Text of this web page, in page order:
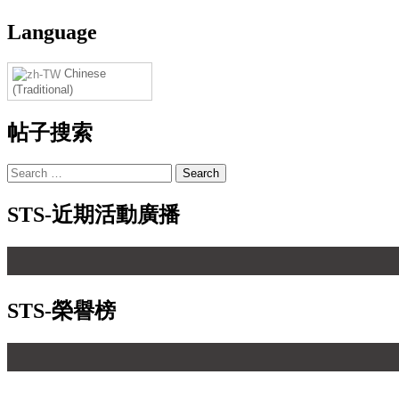
Language
Chinese
(Traditional)
帖子搜索
Search
for:
STS-近期活動廣播
STS-榮譽榜